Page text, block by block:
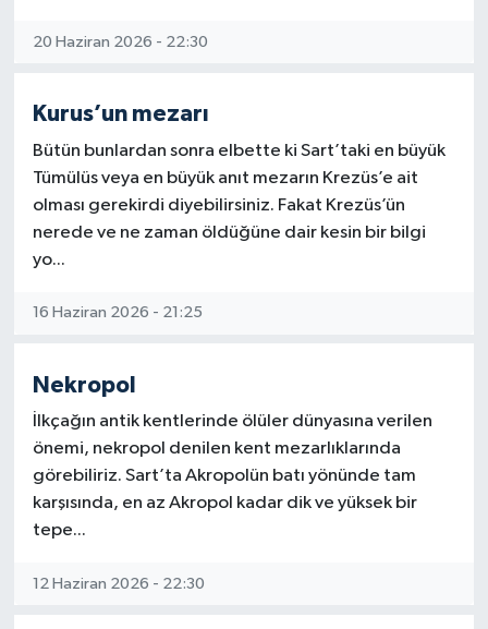
20 Haziran 2026 - 22:30
Kurus’un mezarı
Bütün bunlardan sonra elbette ki Sart’taki en büyük
Tümülüs veya en büyük anıt mezarın Krezüs’e ait
olması gerekirdi diyebilirsiniz. Fakat Krezüs’ün
nerede ve ne zaman öldüğüne dair kesin bir bilgi
yo...
16 Haziran 2026 - 21:25
Nekropol
İlkçağın antik kentlerinde ölüler dünyasına verilen
önemi, nekropol denilen kent mezarlıklarında
görebiliriz. Sart’ta Akropolün batı yönünde tam
karşısında, en az Akropol kadar dik ve yüksek bir
tepe...
12 Haziran 2026 - 22:30